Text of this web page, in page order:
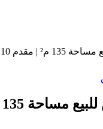
| مقدم 10 %
م² | مقدم 10 %